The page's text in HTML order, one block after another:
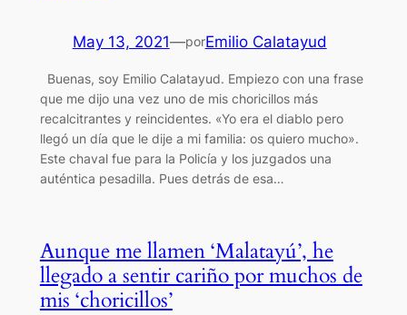
May 13, 2021—porEmilio Calatayud
Buenas, soy Emilio Calatayud. Empiezo con una frase
que me dijo una vez uno de mis choricillos más
recalcitrantes y reincidentes. «Yo era el diablo pero
llegó un día que le dije a mi familia: os quiero mucho».
Este chaval fue para la Policía y los juzgados una
auténtica pesadilla. Pues detrás de esa…
Aunque me llamen ‘Malatayú’, he
llegado a sentir cariño por muchos de
mis ‘choricillos’